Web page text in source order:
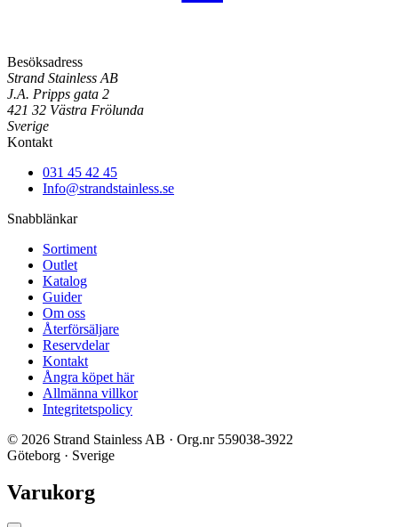
Besöksadress
Strand Stainless AB
J.A. Pripps gata 2
421 32 Västra Frölunda
Sverige
Kontakt
031 45 42 45
Info@strandstainless.se
Snabblänkar
Sortiment
Outlet
Katalog
Guider
Om oss
Återförsäljare
Reservdelar
Kontakt
Ångra köpet här
Allmänna villkor
Integritetspolicy
© 2026 Strand Stainless AB · Org.nr 559038-3922
Göteborg · Sverige
Varukorg